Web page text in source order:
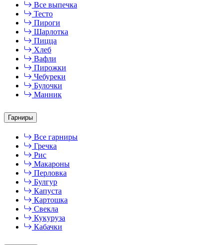
Все выпечка
Тесто
Пироги
Шарлотка
Пицца
Хлеб
Вафли
Пирожки
Чебуреки
Булочки
Манник
Гарниры
Все гарниры
Гречка
Рис
Макароны
Перловка
Булгур
Капуста
Картошка
Свекла
Кукуруза
Кабачки